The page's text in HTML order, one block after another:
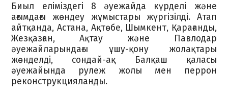
Биыл еліміздегі 8 әуежайда күрделі және
ағымдағы жөндеу жұмыстары жүргізілді. Атап
айтқанда, Астана, Ақтөбе, Шымкент, Қарағанды,
Жезқазған, Ақтау және Павлодар
әуежайларындағы ұшу-қону жолақтары
жөнделді, сондай-ақ Балқаш қаласы
әуежайында рулеж жолы мен перрон
реконструкцияланды.